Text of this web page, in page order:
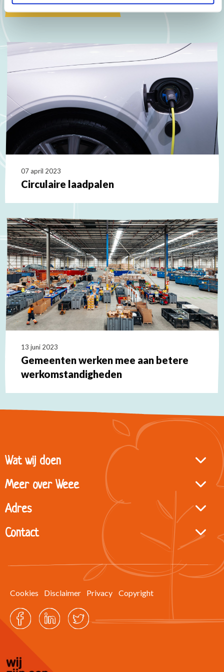
Bekijk alle nieuwsitems
07 april 2023
Circulaire laadpalen
meer
over
13 juni 2023
Gemeenten werken mee aan betere
werkomstandigheden
meer
Site
footer
Wat wij doen
Meer over Weee
Adres
Contact
Cookies Disclaimer Privacy Copyright
FacebookLinkedIn Twitter